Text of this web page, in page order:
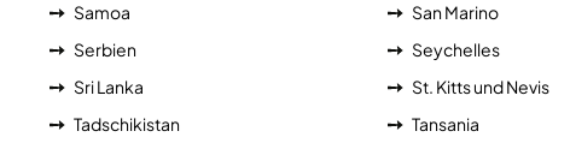
Samoa San Marino
Serbien Seychelles
Sri Lanka St. Kitts und Nevis
Tadschikistan Tansania